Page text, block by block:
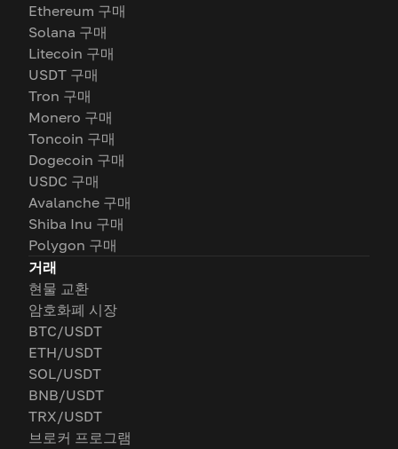
Ethereum 구매
Solana 구매
Litecoin 구매
USDT 구매
Tron 구매
Monero 구매
Toncoin 구매
Dogecoin 구매
USDC 구매
Avalanche 구매
Shiba Inu 구매
Polygon 구매
거래
현물 교환
암호화폐 시장
BTC/USDT
ETH/USDT
SOL/USDT
BNB/USDT
TRX/USDT
브로커 프로그램